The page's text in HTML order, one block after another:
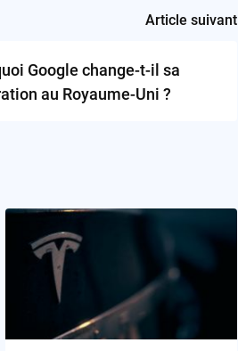
Article suivant
Google change-t-il sa
au Royaume-Uni ?